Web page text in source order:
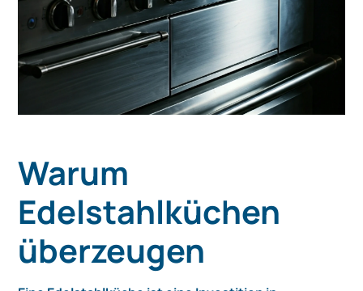
Warum
Edelstahlküchen
überzeugen